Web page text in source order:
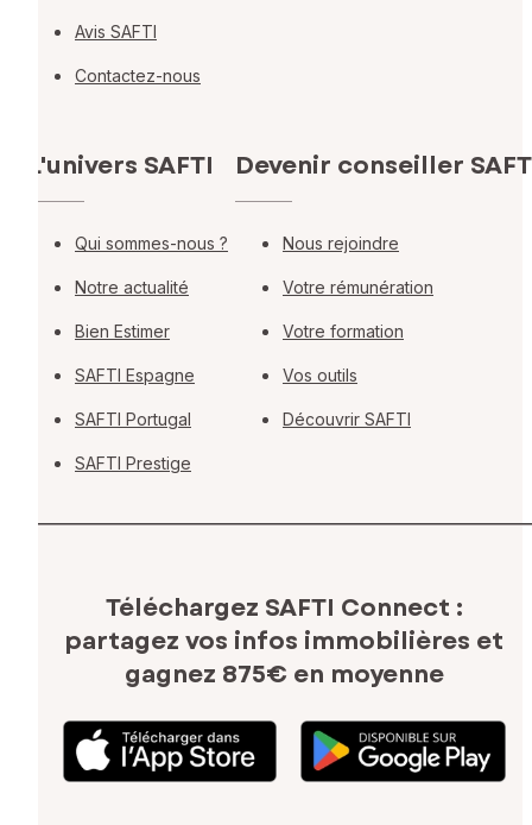
Avis SAFTI
Contactez-nous
L'univers SAFTI
Qui sommes-nous ?
Notre actualité
Bien Estimer
SAFTI Espagne
SAFTI Portugal
SAFTI Prestige
Devenir conseiller
Nous rejoindre
Votre rémunération
Votre formation
Vos outils
Découvrir SAFTI
Téléchargez SAFTI Connect :
partagez vos infos immobilières et
gagnez 875€ en moyenne